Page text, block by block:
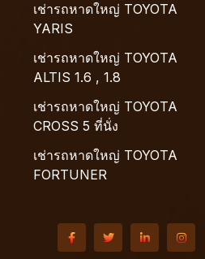
เช่ารถหาดใหญ่ TOYOTA
YARIS
เช่ารถหาดใหญ่ TOYOTA
ALTIS 1.6 , 1.8
เช่ารถหาดใหญ่ TOYOTA
CROSS 5 ที่นั่ง
เช่ารถหาดใหญ่ TOYOTA
FORTUNER